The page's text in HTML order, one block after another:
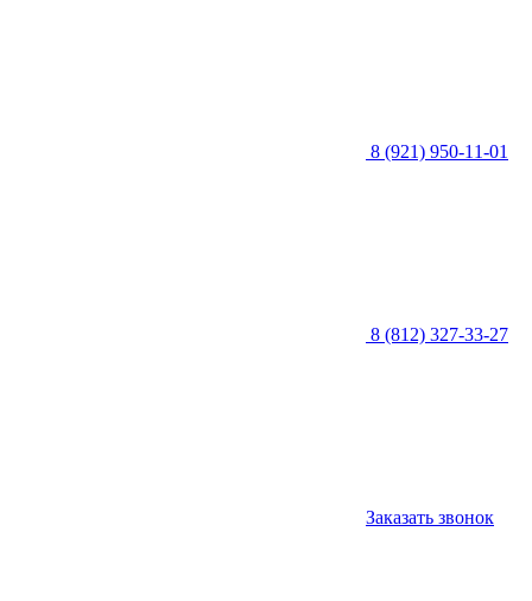
8 (921) 950-11-01
8 (812) 327-33-27
Заказать звонок